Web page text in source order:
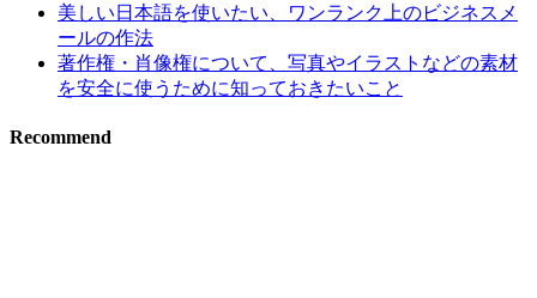
美しい日本語を使いたい、ワンランク上のビジネスメ
ールの作法
著作権・肖像権について、写真やイラストなどの素材
を安全に使うために知っておきたいこと
Recommend